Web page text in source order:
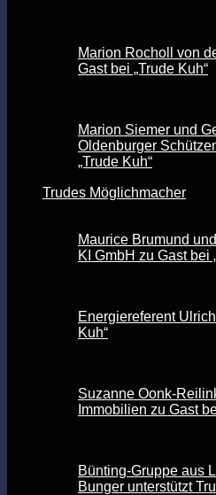
Marion Rocholl von
Gast bei „Trude Kuh“
Marion Siemer und
Oldenburger
„Trude Kuh“
Trudes Möglichmacher
Maurice Brumund
KI GmbH zu Gast bei
Energiereferent
Kuh“
Suzanne Oonk-
Immobilien zu Gast
Bünting-Gruppe aus
Bunger unterstützt